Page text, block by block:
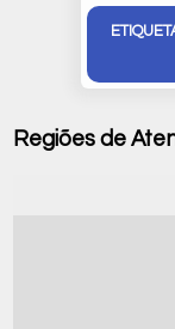
Regiões de